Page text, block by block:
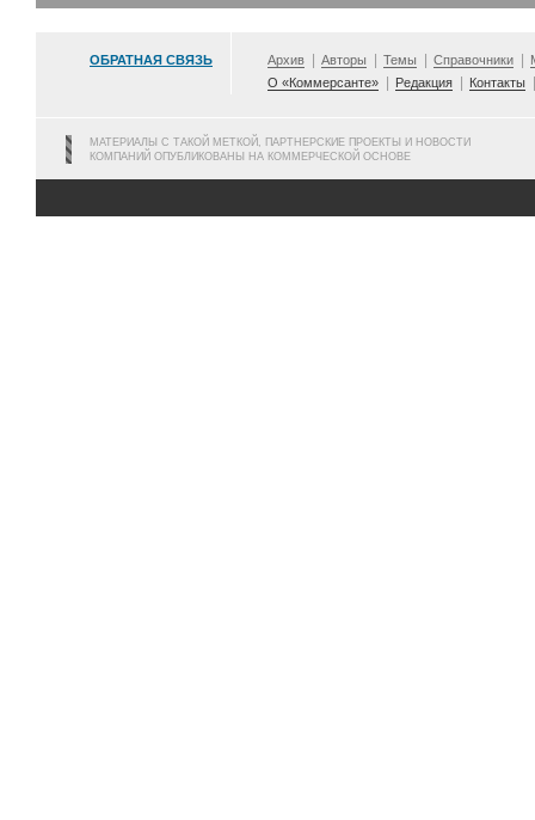
ОБРАТНАЯ СВЯЗЬ Архив Авторы Темы Справочники
О «Коммерсанте»
Редакция Контакты
МАТЕРИАЛЫ С ТАКОЙ МЕТКОЙ, ПАРТНЕРСКИЕ ПРОЕКТЫ И НОВОСТИ
КОМПАНИЙ ОПУБЛИКОВАНЫ НА КОММЕРЧЕСКОЙ ОСНОВЕ